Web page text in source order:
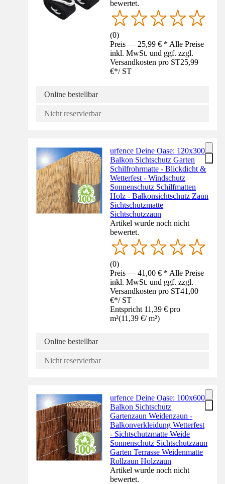
bewertet.
(0)
Preis — 25,99 € * Alle Preise
inkl. MwSt. und ggf. zzgl.
Versandkosten pro ST25,99
€*/ ST
Online bestellbar
Nicht reservierbar
urfence Deine Oase: 120x300
Balkon Sichtschutz Garten
Schilfrohrmatte - Blickdicht &
Wetterfest - Windschutz
Sonnenschutz Schilfmatten
Holz - Balkonsichtschutz Zaun
Sichtschutzmatte
Sichtschutzzaun
Artikel wurde noch nicht
bewertet.
(0)
Preis — 41,00 € * Alle Preise
inkl. MwSt. und ggf. zzgl.
Versandkosten pro ST41,00
€*/ ST
Entspricht 11,39 € pro
m²(11,39 €/ m²)
Online bestellbar
Nicht reservierbar
urfence Deine Oase: 100x600
Balkon Sichtschutz
Gartenzaun Weidenzaun -
Balkonverkleidung Wetterfest
- Sichtschutzmatte Weide
Sonnenschutz Sichtschutzzaun
Garten Terrasse Weidenmatte
Rollzaun Holzzaun
Artikel wurde noch nicht
bewertet.